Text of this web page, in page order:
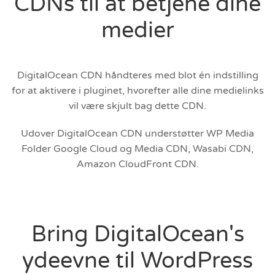
medier
DigitalOcean CDN håndteres med blot én indstilling
for at aktivere i pluginet, hvorefter alle dine medielinks
vil være skjult bag dette CDN.
Udover DigitalOcean CDN understøtter WP Media
Folder Google Cloud og Media CDN, Wasabi CDN,
Amazon CloudFront CDN.
Bring DigitalOcean's
ydeevne til WordPress